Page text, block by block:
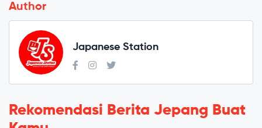
Author
Japanese Station
Rekomendasi Berita Jepang Buat